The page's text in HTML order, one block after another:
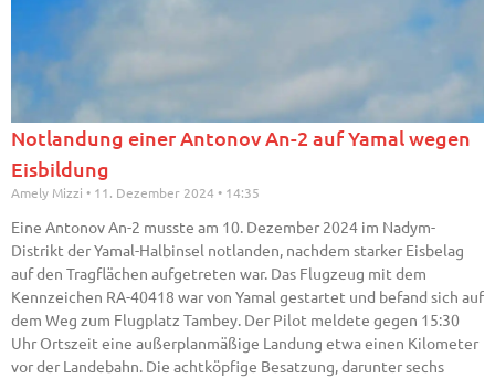
Notlandung einer Antonov An-2 auf Yamal wegen
Eisbildung
Amely Mizzi 11. Dezember 2024 14:35
Eine Antonov An-2 musste am 10. Dezember 2024 im Nadym-
Distrikt der Yamal-Halbinsel notlanden, nachdem starker Eisbelag
auf den Tragflächen aufgetreten war. Das Flugzeug mit dem
Kennzeichen RA-40418 war von Yamal gestartet und befand sich auf
dem Weg zum Flugplatz Tambey. Der Pilot meldete gegen 15:30
Uhr Ortszeit eine außerplanmäßige Landung etwa einen Kilometer
vor der Landebahn. Die achtköpfige Besatzung, darunter sechs